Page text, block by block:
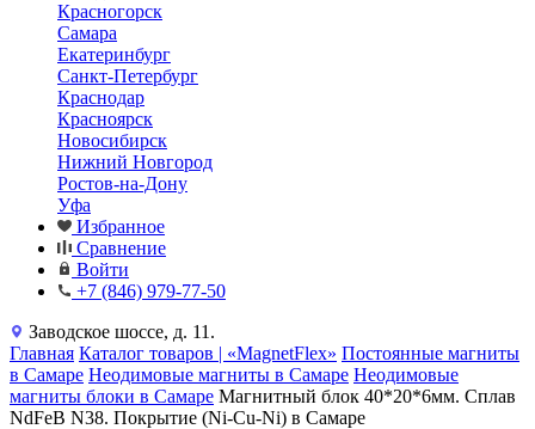
Красногорск
Самара
Екатеринбург
Санкт-Петербург
Краснодар
Красноярск
Новосибирск
Нижний Новгород
Ростов-на-Дону
Уфа
Избранное
Сравнение
Войти
+7 (846) 979-77-50
Заводское шоссе, д. 11.
Главная Каталог товаров | «MagnetFlex» Постоянные магниты
в Самаре Неодимовые магниты в Самаре Неодимовые
магниты блоки в Самаре Магнитный блок 40*20*6мм. Сплав
NdFeB N38. Покрытие (Ni-Cu-Ni) в Самаре